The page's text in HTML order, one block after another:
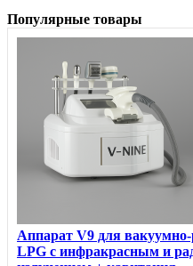
Популярные товары
Аппарат V9 для
LPG с инфракрасным и